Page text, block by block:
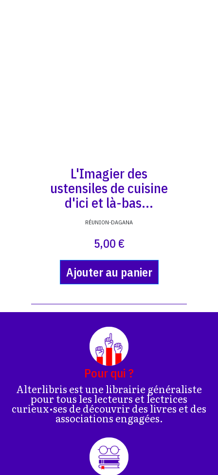
L'Imagier des
ustensiles de cuisine
d'ici et là-bas...
RÉUNION-DAGANA
5,00 €
Ajouter au panier
Pour qui ?
Alterlibris est une librairie généraliste
pour tous les lecteurs et lectrices
curieux•ses de découvrir des livres et des
associations engagées.